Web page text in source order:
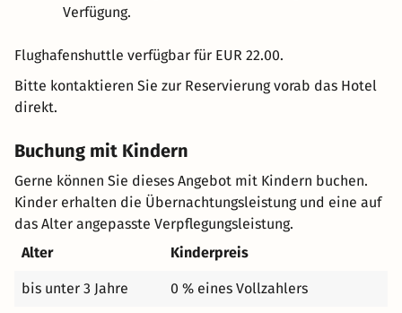
Verfügung.
Flughafenshuttle verfügbar für EUR 22.00.
Bitte kontaktieren Sie zur Reservierung vorab das Hotel
direkt.
Buchung mit Kindern
Gerne können Sie dieses Angebot mit Kindern buchen.
Kinder erhalten die Übernachtungsleistung und eine auf
das Alter angepasste Verpflegungsleistung.
Alter
Kinderpreis
bis unter 3 Jahre 0 % eines Vollzahlers